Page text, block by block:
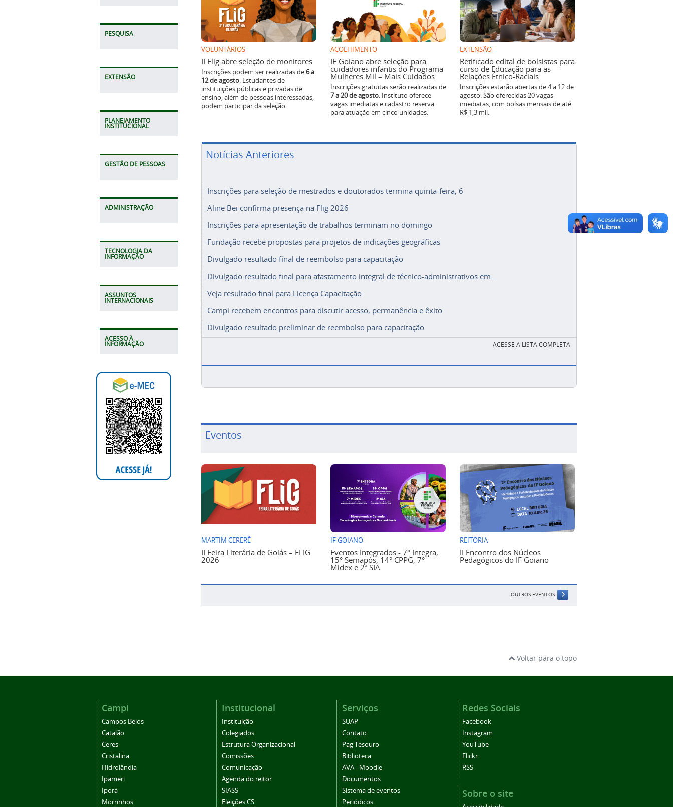
PESQUISA
EXTENSÃO
PLANEJAMENTO
INSTITUCIONAL
GESTÃO DE PESSOAS
ADMINISTRAÇÃO
TECNOLOGIA DA
INFORMAÇÃO
ASSUNTOS
INTERNACIONAIS
ACESSO À
INFORMAÇÃO
VOLUNTÁRIOS
II Flig abre seleção de monitores
Inscrições podem ser realizadas de6 a
12 de agosto. Estudantes de
instituições públicas e privadas de
ensino, além de pessoas interessadas,
podem participar da seleção.
ACOLHIMENTO
IF Goiano abre seleção para
cuidadores infantis do Programa
Mulheres Mil – Mais Cuidados
Inscrições gratuitas serão realizadas de
7 a 20 de agosto. Instituto oferece
vagas imediatas e cadastro reserva
para atuação em cinco unidades.
EXTENSÃO
Retificado edital de bolsistas para
curso de Educação para as
Relações Étnico-Raciais
Inscrições estarão abertas de 4 a 12 de
agosto. São oferecidas 20 vagas
imediatas, com bolsas mensais de até
R$ 1,3 mil.
Notícias Anteriores
Inscrições para seleção de mestrados e doutorados termina quinta-feira, 6
Aline Bei confirma presença na Flig 2026
Inscrições para apresentação de trabalhos terminam no domingo
Fundação recebe propostas para projetos de indicações geográficas
Divulgado resultado final de reembolso para capacitação
Divulgado resultado final para afastamento integral de técnico-administrativos em...
Veja resultado final para Licença Capacitação
Campi recebem encontros para discutir acesso, permanência e êxito
Divulgado resultado preliminar de reembolso para capacitação
ACESSE A LISTA COMPLETA
Eventos
MARTIM CERERÊ
II Feira Literária de Goiás – FLIG
2026
IF GOIANO
Eventos Integrados - 7° Integra,
15° Semapós, 14° CPPG, 7°
Midex e 2ª SIA
REITORIA
II Encontro dos Núcleos
Pedagógicos do IF Goiano
OUTROS EVENTOS
Voltar para o topo
Campi
Campos Belos
Catalão
Ceres
Cristalina
Hidrolândia
Ipameri
Iporá
Morrinhos
Institucional
Instituição
Colegiados
Estrutura Organizacional
Comissões
Comunicação
Agenda do reitor
SIASS
Eleições CS
Serviços
SUAP
Contato
Pag Tesouro
Biblioteca
AVA - Moodle
Documentos
Sistema de eventos
Periódicos
Redes Sociais
Facebook
Instagram
YouTube
Flickr
RSS
Sobre o site